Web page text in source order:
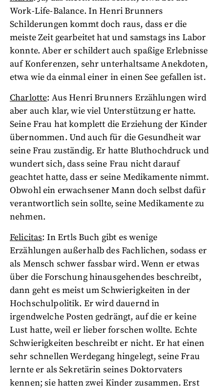
Work-Life-Balance. In Henri Brunners
Schilderungen kommt doch raus, dass er die
meiste Zeit gearbeitet hat und samstags ins Labor
konnte. Aber er schildert auch spaßige Erlebnisse
auf Konferenzen, sehr unterhaltsame Anekdoten,
etwa wie da einmal einer in einen See gefallen ist.
Charlotte: Aus Henri Brunners Erzählungen wird
aber auch klar, wie viel Unterstützung er hatte.
Seine Frau hat komplett die Erziehung der Kinder
übernommen. Und auch für die Gesundheit war
seine Frau zuständig. Er hatte Bluthochdruck und
wundert sich, dass seine Frau nicht darauf
geachtet hatte, dass er seine Medikamente nimmt.
Obwohl ein erwachsener Mann doch selbst dafür
verantwortlich sein sollte, seine Medikamente zu
nehmen.
Felicitas: In Ertls Buch gibt es wenige
Erzählungen außerhalb des Fachlichen, sodass er
als Mensch schwer fassbar wird. Wenn er etwas
über die Forschung hinausgehendes beschreibt,
dann geht es meist um Schwierigkeiten in der
Hochschulpolitik. Er wird dauernd in
irgendwelche Posten gedrängt, auf die er keine
Lust hatte, weil er lieber forschen wollte. Echte
Schwierigkeiten beschreibt er nicht. Er hat einen
sehr schnellen Werdegang hingelegt, seine Frau
lernte er als Sekretärin seines Doktorvaters
kennen; sie hatten zwei Kinder zusammen. Erst